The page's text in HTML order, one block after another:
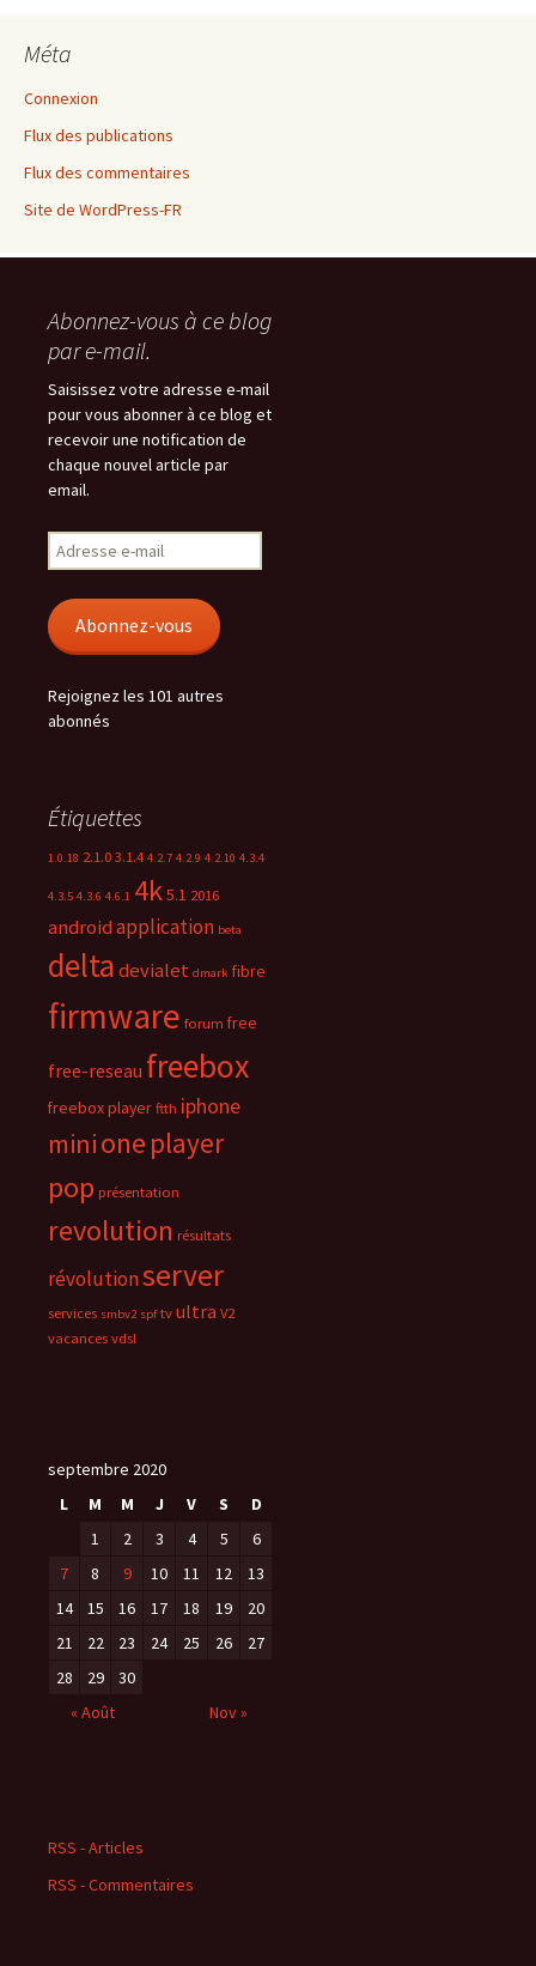
Méta
Connexion
Flux des publications
Flux des commentaires
Site de WordPress-FR
Abonnez-vous à ce blog
par e-mail.
Saisissez votre adresse e-mail
pour vous abonner à ce blog et
recevoir une notification de
chaque nouvel article par
email.
Adresse
e-
Abonnez-vous
Rejoignez les 101 autres
abonnés
Étiquettes
1.0.18 2.1.0 3.1.4 4.2.7 4.2.9 4.2.10 4.3.4
4.3.5 4.3.6 4.6.1 4k5.1 2016
androidapplication beta
deltadevialet dmark fibre
firmware forum free
free-reseau freebox
freebox player ftth iphone
minione player
pop présentation
revolution résultats
révolutionserver
services smbv2 spf tv ultra V2
vacances vdsl
septembre 2020
L
M M J V S
D
1
2 3 4 5
6
7
8 9 10 11 12
13
14
15 16 17 18 19
20
21
22 23 24 25 26
27
28
29
30
« Août
Nov »
RSS - Articles
RSS - Commentaires